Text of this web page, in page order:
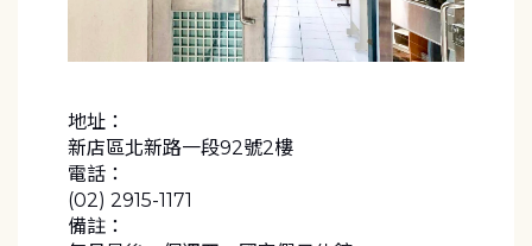
地址：
新店區北新路一段92號2樓
電話：
(02) 2915-1171
備註：